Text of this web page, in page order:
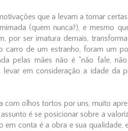
que a levam a tomar
(quem nunca?), e mesmo
por ser imatura demais,
carro de um estranho, foram um
pelas mães não é "não fale,
levar em consideração a idade da
com olhos tortos por uns, muito
é se posicionar sobre a
em conta é a obra e sua qualidade,